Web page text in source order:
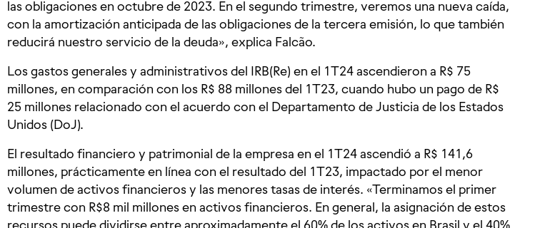
las obligaciones en octubre de 2023. En el segundo trimestre, veremos una nueva caída,
con la amortización anticipada de las obligaciones de la tercera emisión, lo que también
reducirá nuestro servicio de la deuda», explica Falcão.
Los gastos generales y administrativos del IRB(Re) en el 1T24 ascendieron a R$ 75
millones, en comparación con los R$ 88 millones del 1T23, cuando hubo un pago de R$
25 millones relacionado con el acuerdo con el Departamento de Justicia de los Estados
Unidos (DoJ).
El resultado financiero y patrimonial de la empresa en el 1T24 ascendió a R$ 141,6
millones, prácticamente en línea con el resultado del 1T23, impactado por el menor
volumen de activos financieros y las menores tasas de interés. «Terminamos el primer
trimestre con R$8 mil millones en activos financieros. En general, la asignación de estos
recursos puede dividirse entre aproximadamente el 60% de los activos en Brasil y el 40%